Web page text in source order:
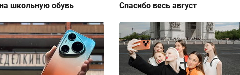
школьную обувь
Спасибо весь август